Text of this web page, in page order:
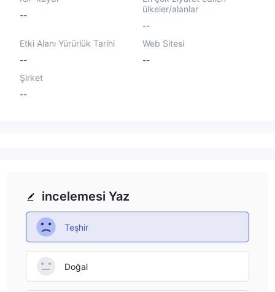
--
ülkeler/alanlar
--
Etki Alanı Yürürlük Tarihi
--
Web Sitesi
--
Şirket
--
incelemesi Yaz
Teşhir
Doğal